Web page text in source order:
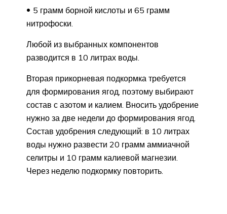
5 грамм борной кислоты и 65 грамм
нитрофоски.
Любой из выбранных компонентов
разводится в 10 литрах воды.
Вторая прикорневая подкормка требуется
для формирования ягод, поэтому выбирают
состав с азотом и калием. Вносить удобрение
нужно за две недели до формирования ягод.
Состав удобрения следующий: в 10 литрах
воды нужно развести 20 грамм аммиачной
селитры и 10 грамм калиевой магнезии.
Через неделю подкормку повторить.